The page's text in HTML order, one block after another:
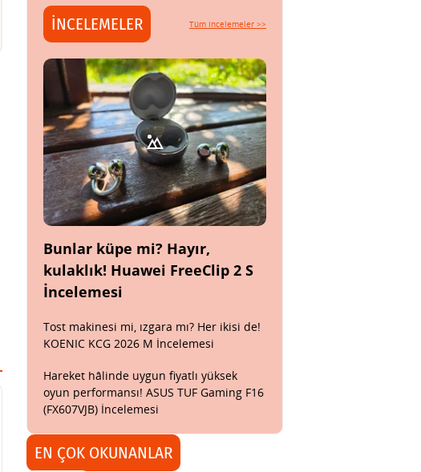
İNCELEMELER Tüm incelemeler >>
Bunlar küpe mi? Hayır,
kulaklık! Huawei FreeClip 2 S
İncelemesi
Tost makinesi mi, ızgara mı? Her ikisi de!
KOENIC KCG 2026 M İncelemesi
Hareket hâlinde uygun fiyatlı yüksek
oyun performansı! ASUS TUF Gaming F16
(FX607VJB) İncelemesi
EN ÇOK OKUNANLAR